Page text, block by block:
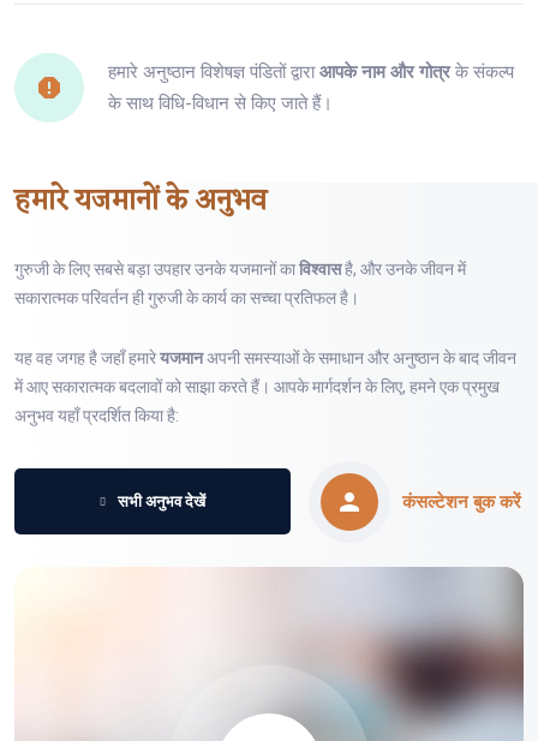
हमारे अनुष्ठान विशेषज्ञ पंडितों द्वाराआपके नाम और गोत्रके संकल्प
के साथ विधि-विधान से किए जाते हैं।
हमारेयजमानोंके अनुभव
गुरुजी के लिए सबसे बड़ा उपहार उनके यजमानों काविश्वासहै, और उनके जीवन में
सकारात्मक परिवर्तन ही गुरुजी के कार्य का सच्चा प्रतिफल है।
यह वह जगह है जहाँ हमारेयजमानअपनी समस्याओं के समाधान और अनुष्ठान के बाद जीवन
में आए सकारात्मक बदलावों को साझा करते हैं। आपके मार्गदर्शन के लिए, हमने एक प्रमुख
अनुभव यहाँ प्रदर्शित किया है:
सभी अनुभव देखें कंसल्टेशन बुक करें